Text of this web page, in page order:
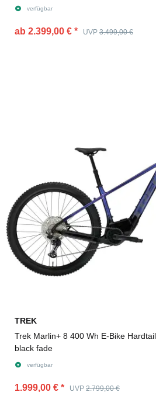
verfügbar
ab 2.399,00 € * UVP 3.499,00 €
TREK
Trek Marlin+ 8 400 Wh E-Bike
black fade
verfügbar
1.999,00 € * UVP 2.799,00 €